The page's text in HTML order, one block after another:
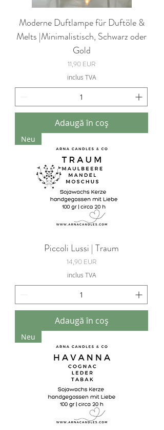
Moderne Duftlampe für Duftöle &
Melts |Minimalistisch, Schwarz oder
Gold
Preț
11,90 EUR
inclus TVA
Adaugă în coș
Neu
Piccoli Lussi | Traum
Preț
14,90 EUR
inclus TVA
Adaugă în coș
Neu